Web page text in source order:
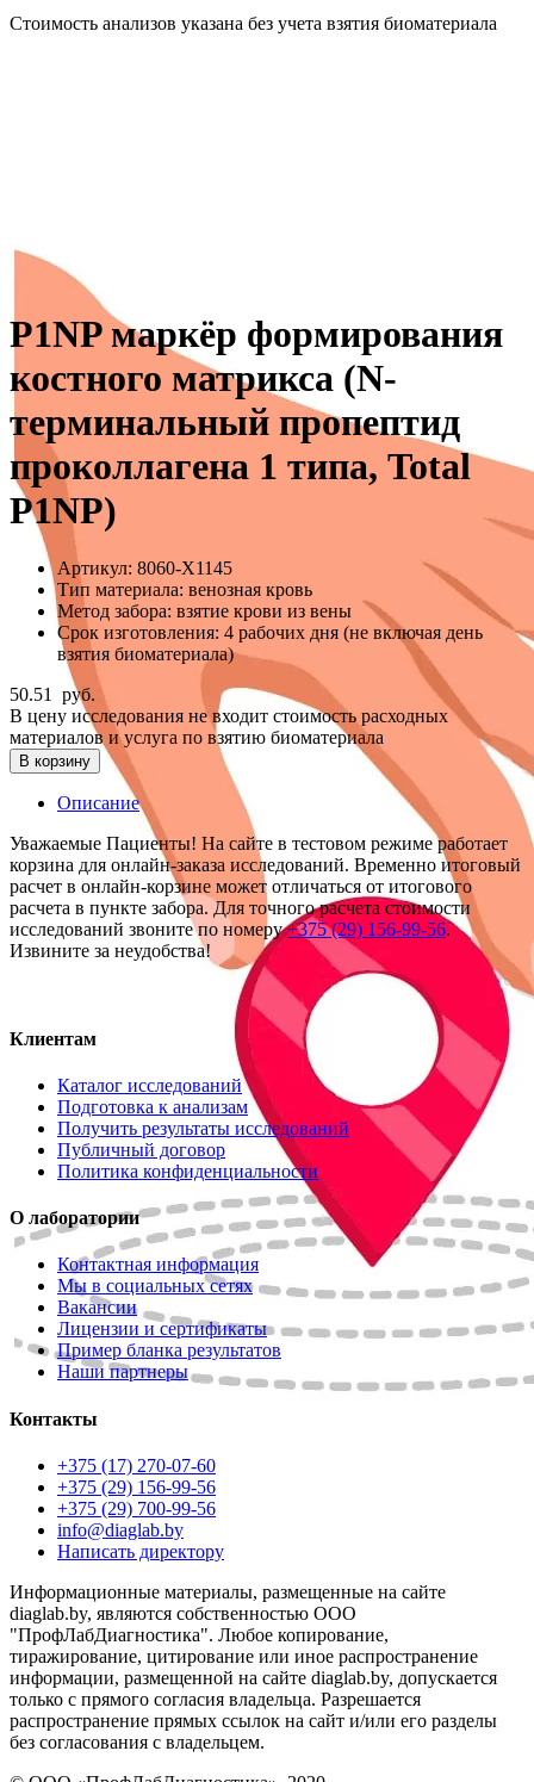
Cтоимость анализов указана без учета взятия биоматериала
P1NP маркёр формирования
костного матрикса (N-
терминальный пропептид
проколлагена 1 типа, Total
P1NP)
Артикул: 8060-Х1145
Тип материала: венозная кровь
Метод забора: взятие крови из вены
Срок изготовления: 4 рабочих дня (не включая день
взятия биоматериала)
50.51
руб.
В цену исследования не входит стоимость расходных
материалов и услуга по взятию биоматериала
В корзину
Описание
Уважаемые Пациенты! На сайте в тестовом режиме работает
корзина для онлайн-заказа исследований. Временно итоговый
расчет в онлайн-корзине может отличаться от итогового
расчета в пункте забора. Для точного расчета стоимости
исследований звоните по номеру+375 (29) 156-99-56.
Извините за неудобства!
Клиентам
Каталог исследований
Подготовка к анализам
Получить результаты исследований
Публичный договор
Политика конфиденциальности
О лаборатории
Контактная информация
Мы в социальных сетях
Вакансии
Лицензии и сертификаты
Пример бланка результатов
Наши партнеры
Контакты
+375 (17) 270-07-60
+375 (29) 156-99-56
+375 (29) 700-99-56
info@diaglab.by
Написать директору
Информационные материалы, размещенные на сайте
diaglab.by, являются собственностью ООО
"ПрофЛабДиагностика". Любое копирование,
тиражирование, цитирование или иное распространение
информации, размещенной на сайте diaglab.by, допускается
только с прямого согласия владельца. Разрешается
распространение прямых ссылок на сайт и/или его разделы
без согласования с владельцем.